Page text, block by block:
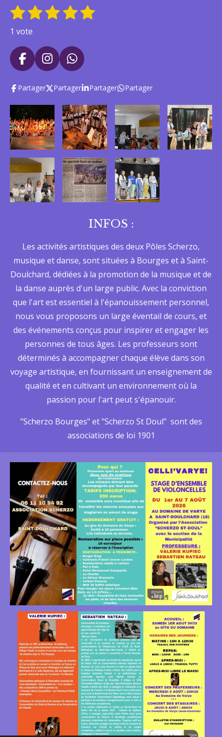
É
l
u
i
o
n
:
5
t
o
1
é
t
o
l
e
2
é
t
o
i
l
e
s
3
t
o
i
l
e
s
4
t
o
i
l
e
s
5
t
o
i
l
e
s
E
l
é
v
a
l
u
a
t
i
o
1 vote
F
a
c
b
o
o
k
I
n
s
g
r
a
m
W
h
a
s
A
p
p
Partager Partager Partager Partager
INFOS :
Les activités artistiques des deux Pôles Scherzo,
musique et danse, sont situées à Bourges et à Saint-
Doulchard, dédiées à la promotion de la musique et de
la danse auprès d'un large public. Avec la conviction
que l'art est essentiel à l'épanouissement personnel,
nous vous proposons un large éventail de cours, et
des événements conçus pour inspirer et engager les
personnes de tous âges. Les professeurs sont
déterminés à accompagner chaque élève dans son
voyage artistique, en fournissant un enseignement de
qualité et en cultivant un environnement où la
passion pour l'art peut s'épanouir.
"Scherzo Bourges" et "Scherzo St Doul" sont des
associations de loi 1901